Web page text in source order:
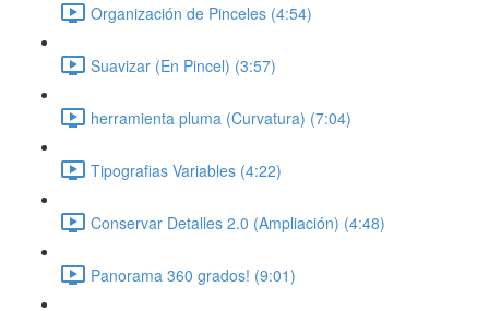
Organización de Pinceles (4:54)
Suavizar (En Pincel) (3:57)
herramienta pluma (Curvatura) (7:04)
Tipografias Variables (4:22)
Conservar Detalles 2.0 (Ampliación) (4:48)
Panorama 360 grados! (9:01)